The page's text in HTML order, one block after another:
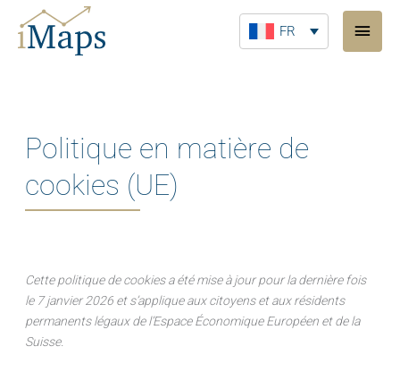
contenu
FR
Politique en matière de
cookies (UE)
Cette politique de cookies a été mise à jour pour la dernière fois
le 7 janvier 2026 et s’applique aux citoyens et aux résidents
permanents légaux de l’Espace Économique Européen et de la
Suisse.
Consent
to
service
Consent
to
service
Consent
to
service
Consent
to
service
Consent
to
service
Consent
to
service
Consent
to
service
Consent
to
service
Statistiques
Marketing